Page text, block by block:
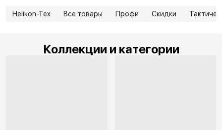
Helikon-Tex Все товары Профи Скидки
Коллекции и категории